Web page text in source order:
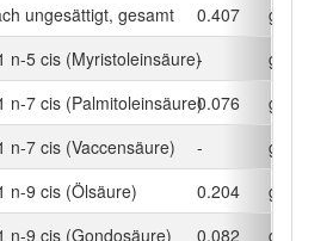
ungesättigt, gesamt
0.407
g
n-5 cis (Myristoleinsäure)-
g
n-7 cis (Palmitoleinsäure)0.076
g
n-7 cis (Vaccensäure)
-
g
n-9 cis (Ölsäure)
0.204
g
n-9 cis (Gondosäure)
0.082
g